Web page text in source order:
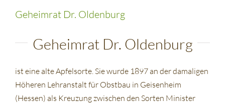
Geheimrat Dr. Oldenburg
Geheimrat Dr. Oldenburg
ist eine alte Apfelsorte. Sie wurde 1897 an der damaligen
Höheren Lehranstalt für Obstbau in Geisenheim
(Hessen) als Kreuzung zwischen den Sorten Minister